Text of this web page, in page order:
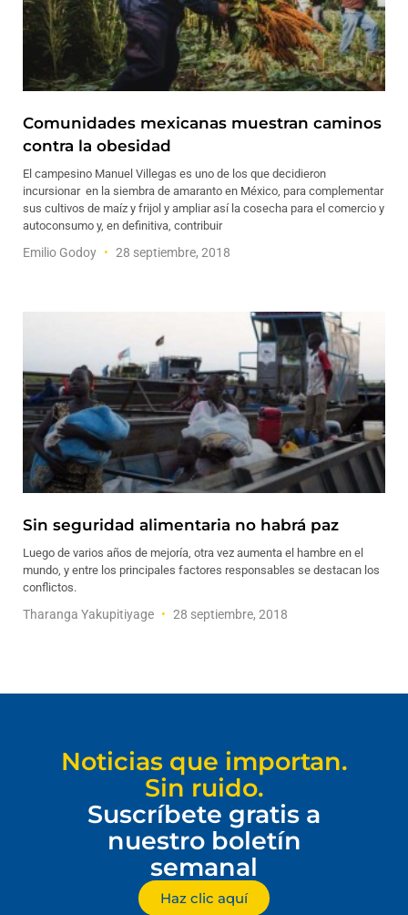
Comunidades mexicanas muestran caminos
contra la obesidad
El campesino Manuel Villegas es uno de los que decidieron
incursionar en la siembra de amaranto en México, para complementar
sus cultivos de maíz y frijol y ampliar así la cosecha para el comercio y
autoconsumo y, en definitiva, contribuir
Emilio Godoy 28 septiembre, 2018
Sin seguridad alimentaria no habrá paz
Luego de varios años de mejoría, otra vez aumenta el hambre en el
mundo, y entre los principales factores responsables se destacan los
conflictos.
Tharanga Yakupitiyage 28 septiembre, 2018
Noticias que importan.
Sin ruido.
Suscríbete gratis a
nuestro boletín
semanal
Haz clic aquí